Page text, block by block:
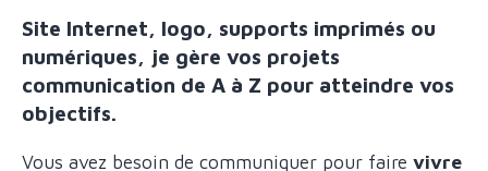
Site Internet, logo, supports imprimés ou
numériques, je gère vos projets
communication de A à Z pour atteindre vos
objectifs.
Vous avez besoin de communiquer pour faire vivre